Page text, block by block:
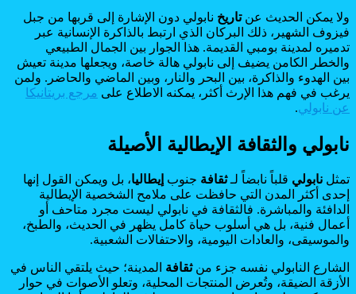
ولا يمكن الحديث عنتاريخ نابولي دون الإشارة إلى قربها من جبل
فيزوف الشهير، ذلك البركان الذي ارتبط بالذاكرة الإنسانية عبر
تدميره لمدينة بومبي القديمة. هذا الجوار بين الجمال الطبيعي
والخطر الكامن يضيف إلى نابولي هالة خاصة، ويجعلها مدينة تعيش
بين الهدوء والذاكرة، بين البحر والنار، وبين الماضي والحاضر. ولمن
يرغب في فهم هذا الإرث أكثر، يمكنه الاطلاع على مرجع بريتانيكا
عن نابولي.
نابولي والثقافة الإيطالية الأصيلة
تمثل نابولي قلباً نابضاً لـثقافة جنوب إيطاليا، بل ويمكن القول إنها
إحدى أكثر المدن التي حافظت على ملامح الشخصية الإيطالية
الدافئة والمباشرة. فالثقافة في نابولي ليست مجرد متاحف أو
أعمال فنية، بل هي أسلوب حياة كامل يظهر في الحديث، والطبخ،
والموسيقى، والعادات اليومية، والاحتفالات الشعبية.
الشارع النابولي نفسه جزء منثقافة المدينة؛ حيث يلتقي الناس في
الأزقة الضيقة، وتُعرض المنتجات المحلية، وتعلو الأصوات في حوار